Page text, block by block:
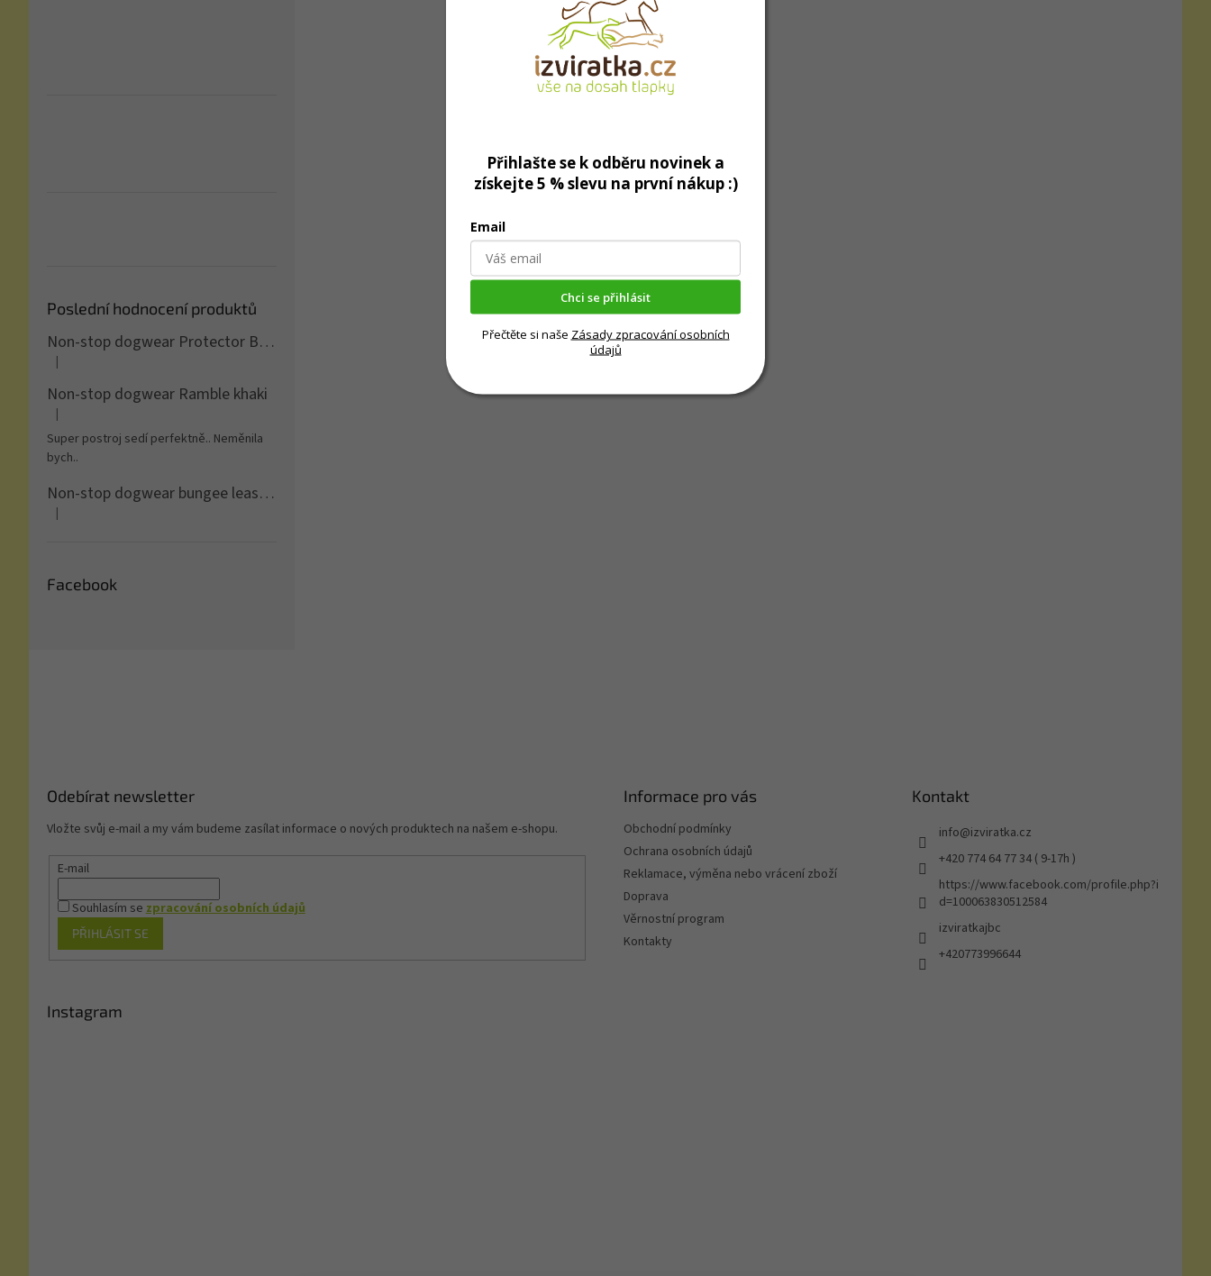
Poslední hodnocení produktů
Non-stop dogwear Protector Bootie 4ks
Hodnocení produktu je 5 z 5 hvězdiček.
|
Non-stop dogwear Ramble khaki
Hodnocení produktu je 5 z 5 hvězdiček.
|
Super postroj sedí perfektně.. Neměnila
bych..
Non-stop dogwear bungee leash ice blue
Hodnocení produktu je 5 z 5 hvězdiček.
|
Facebook
Odebírat newsletter
Vložte svůj e-mail a my vám budeme zasílat informace o nových produktech na našem e-shopu.
E-mail
Souhlasím se zpracování osobních údajů
PŘIHLÁSIT SE
Informace pro vás
Obchodní podmínky
Ochrana osobních údajů
Reklamace, výměna nebo vrácení zboží
Doprava
Věrnostní program
Kontakty
Kontakt
info@izviratka.cz
+420 774 64 77 34 ( 9-17h )
https://www.facebook.com/profile.php?i
d=100063830512584
izviratkajbc
+420773996644
Instagram
Přihlašte se k odběru novinek a
získejte 5 % slevu na první nákup :)
Email
Chci se přihlásit
Přečtěte si naše Zásady zpracování osobních
údajů